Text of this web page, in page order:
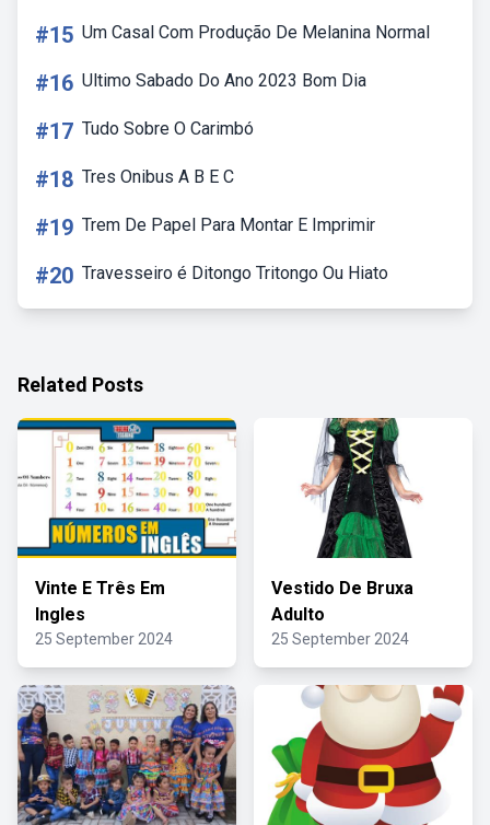
#15 Um Casal Com Produção De Melanina Normal
#16 Ultimo Sabado Do Ano 2023 Bom Dia
#17 Tudo Sobre O Carimbó
#18 Tres Onibus A B E C
#19 Trem De Papel Para Montar E Imprimir
#20 Travesseiro é Ditongo Tritongo Ou Hiato
Related Posts
Vinte E Três Em
Ingles
25 September 2024
Vestido De Bruxa
Adulto
25 September 2024